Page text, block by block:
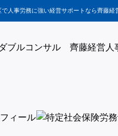
人事労務に強い経営サポートなら齊藤経